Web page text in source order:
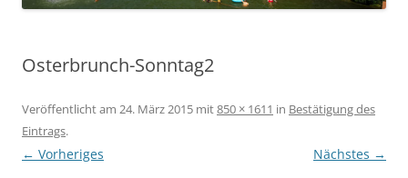
Osterbrunch-Sonntag2
Veröffentlicht am 24. März 2015 mit850 × 1611 in Bestätigung des
Eintrags.
← Vorheriges Nächstes →